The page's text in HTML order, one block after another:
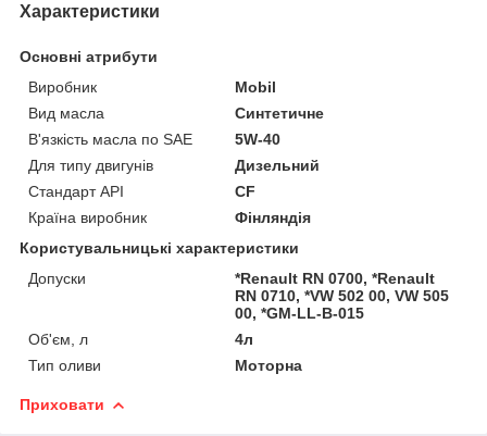
Характеристики
Основні атрибути
Виробник
Mobil
Вид масла
Синтетичне
В'язкість масла по SAE
5W-40
Для типу двигунів
Дизельний
Стандарт API
CF
Країна виробник
Фінляндія
Користувальницькі характеристики
Допуски
*Renault RN 0700, *Renault
RN 0710, *VW 502 00, VW 505
00, *GM-LL-B-015
Об'єм, л
4л
Тип оливи
Моторна
Приховати